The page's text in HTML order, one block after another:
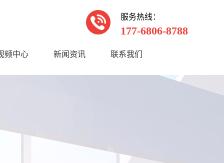
服务热线：
177-6806-8788
频中心 新闻资讯 联系我们